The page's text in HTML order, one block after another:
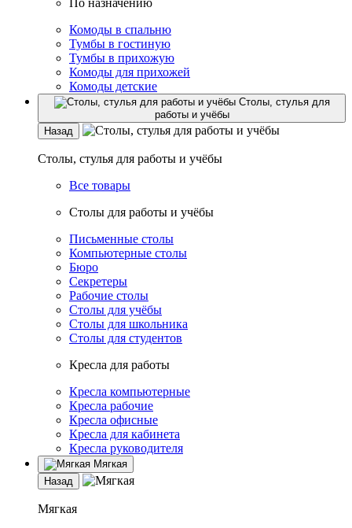
По назначению
Комоды в спальню
Тумбы в гостиную
Тумбы в прихожую
Комоды для прихожей
Комоды детские
Столы, стулья для
работы и учёбы
Назад
Столы, стулья для работы и учёбы
Все товары
Столы для работы и учёбы
Письменные столы
Компьютерные столы
Бюро
Секретеры
Рабочие столы
Столы для учёбы
Столы для школьника
Столы для студентов
Кресла для работы
Кресла компьютерные
Кресла рабочие
Кресла офисные
Кресла для кабинета
Кресла руководителя
Мягкая
Назад
Мягкая